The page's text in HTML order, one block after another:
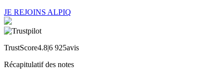
JE REJOINS ALPIQ
TrustScore4.8|6 925avis
Récapitulatif des notes